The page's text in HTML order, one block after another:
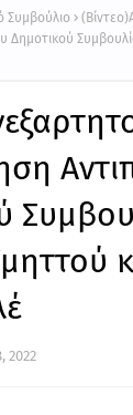
Συμβούλιο
Δημοτικού
2022